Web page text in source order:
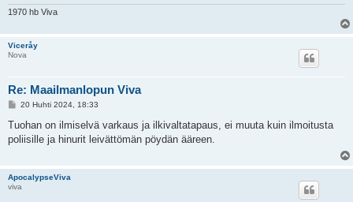
1970 hb Viva
Viceråy
Nova
Re: Maailmanlopun Viva
V
e
t
20 Huhti 2024, 18:33
Tuohan on ilmiselvä varkaus ja ilkivaltatapaus, ei muuta kuin ilmoitusta
poliisille ja hinurit leivättömän pöydän ääreen.
ApocalypseViva
viva